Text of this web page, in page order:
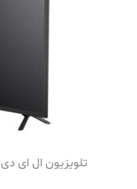
تلویزیون ال ای دی 50 اینچ سام الکترونیک مدل 5850